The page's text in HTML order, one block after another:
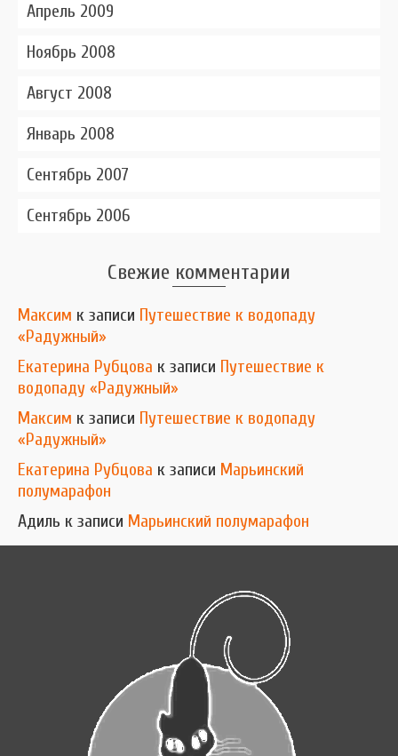
Апрель 2009
Ноябрь 2008
Август 2008
Январь 2008
Сентябрь 2007
Сентябрь 2006
Свежие комментарии
Максим к записи Путешествие к водопаду
«Радужный»
Екатерина Рубцова к записи Путешествие к
водопаду «Радужный»
Максим к записи Путешествие к водопаду
«Радужный»
Екатерина Рубцова к записи Марьинский
полумарафон
Адиль к записи Марьинский полумарафон